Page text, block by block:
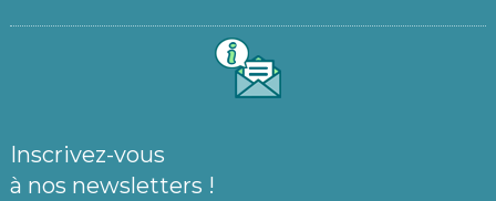
Inscrivez-vous
à nos newsletters !